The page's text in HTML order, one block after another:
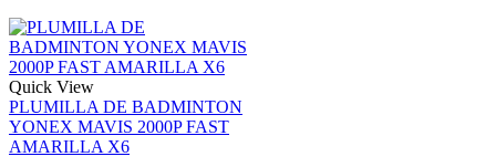
Quick View
PLUMILLA DE BADMINTON
YONEX MAVIS 2000P FAST
AMARILLA X6